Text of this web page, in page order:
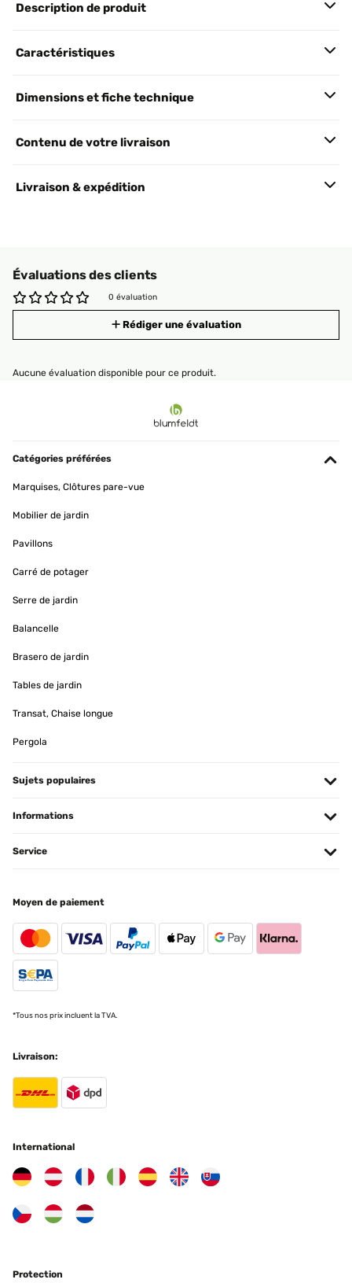
Description de produit
Caractéristiques
Dimensions et fiche technique
Contenu de votre livraison
Livraison & expédition
Évaluations des clients
0 évaluation
Rédiger une évaluation
Aucune évaluation disponible pour ce produit.
Catégories préférées
Marquises, Clôtures pare-vue
Mobilier de jardin
Pavillons
Carré de potager
Serre de jardin
Balancelle
Brasero de jardin
Tables de jardin
Transat, Chaise longue
Pergola
Sujets populaires
Informations
Service
Moyen de paiement
*Tous nos prix incluent la TVA.
Livraison:
International
Protection